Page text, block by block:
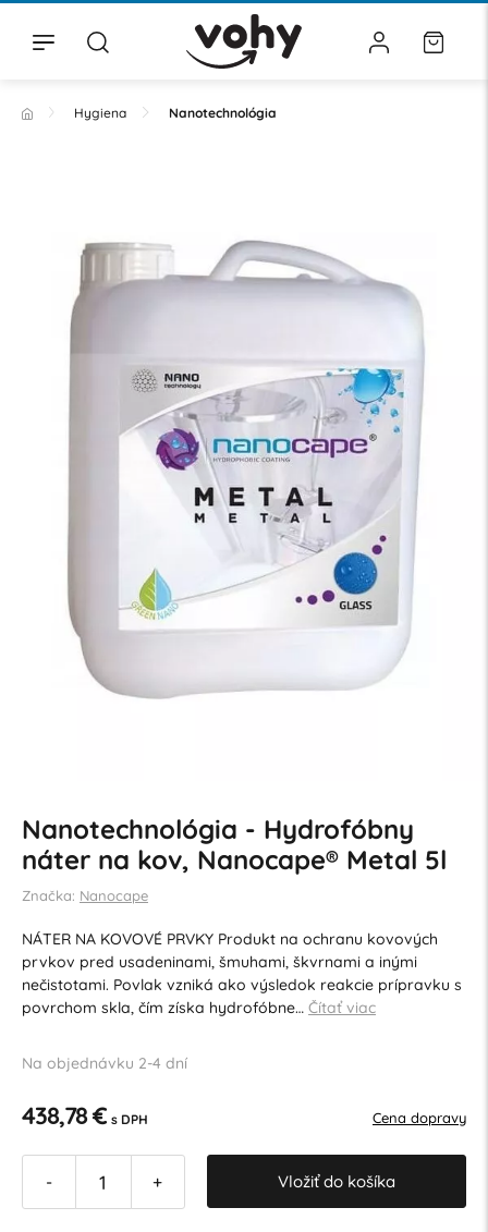
Hygiena Nanotechnológia
Nanotechnológia - Hydrofóbny
náter na kov, Nanocape® Metal 5l
Značka: Nanocape
NÁTER NA KOVOVÉ PRVKY Produkt na ochranu kovových
prvkov pred usadeninami, šmuhami, škvrnami a inými
nečistotami. Povlak vzniká ako výsledok reakcie prípravku s
povrchom skla, čím získa hydrofóbne… Čítať viac
Na objednávku 2-4 dní
438,78 € s DPH Cena dopravy
- + Vložiť do košíka